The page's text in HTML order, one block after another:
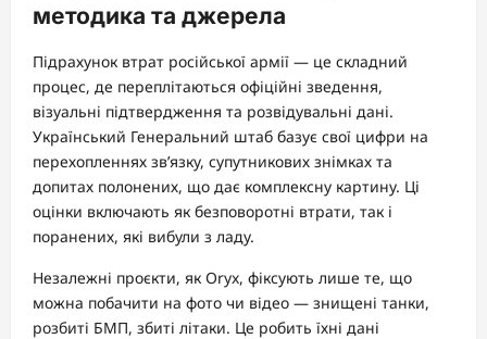
методика та джерела
Підрахунок втрат російської армії — це складний
процес, де переплітаються офіційні зведення,
візуальні підтвердження та розвідувальні дані.
Український Генеральний штаб базує свої цифри на
перехопленнях зв’язку, супутникових знімках та
допитах полонених, що дає комплексну картину. Ці
оцінки включають як безповоротні втрати, так і
поранених, які вибули з ладу.
Незалежні проєкти, як Oryx, фіксують лише те, що
можна побачити на фото чи відео — знищені танки,
розбиті БМП, збиті літаки. Це робить їхні дані